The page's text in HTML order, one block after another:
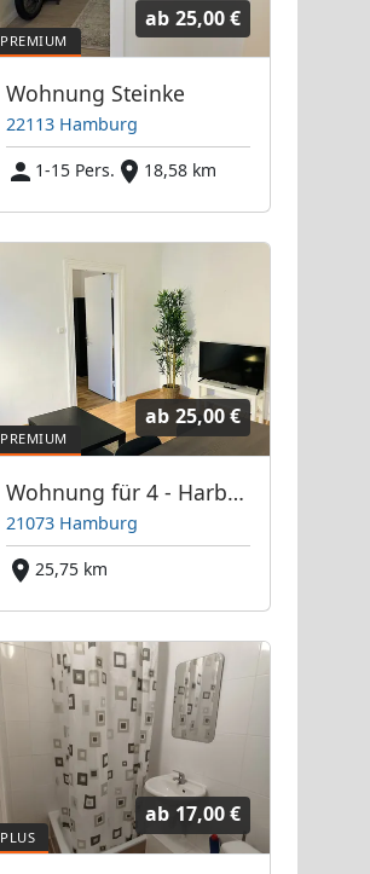
ab 25,00 €
Wohnung Steinke
22113 Hamburg
1-15 Pers.
18,58 km
ab 25,00 €
Wohnung für 4 - Harburg
21073 Hamburg
25,75 km
ab 17,00 €